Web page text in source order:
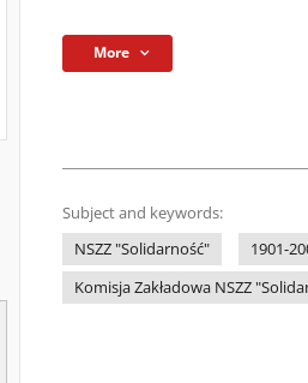
More
Subject and keywords:
NSZZ "Solidarność"
1901-
Komisja Zakładowa NSZZ